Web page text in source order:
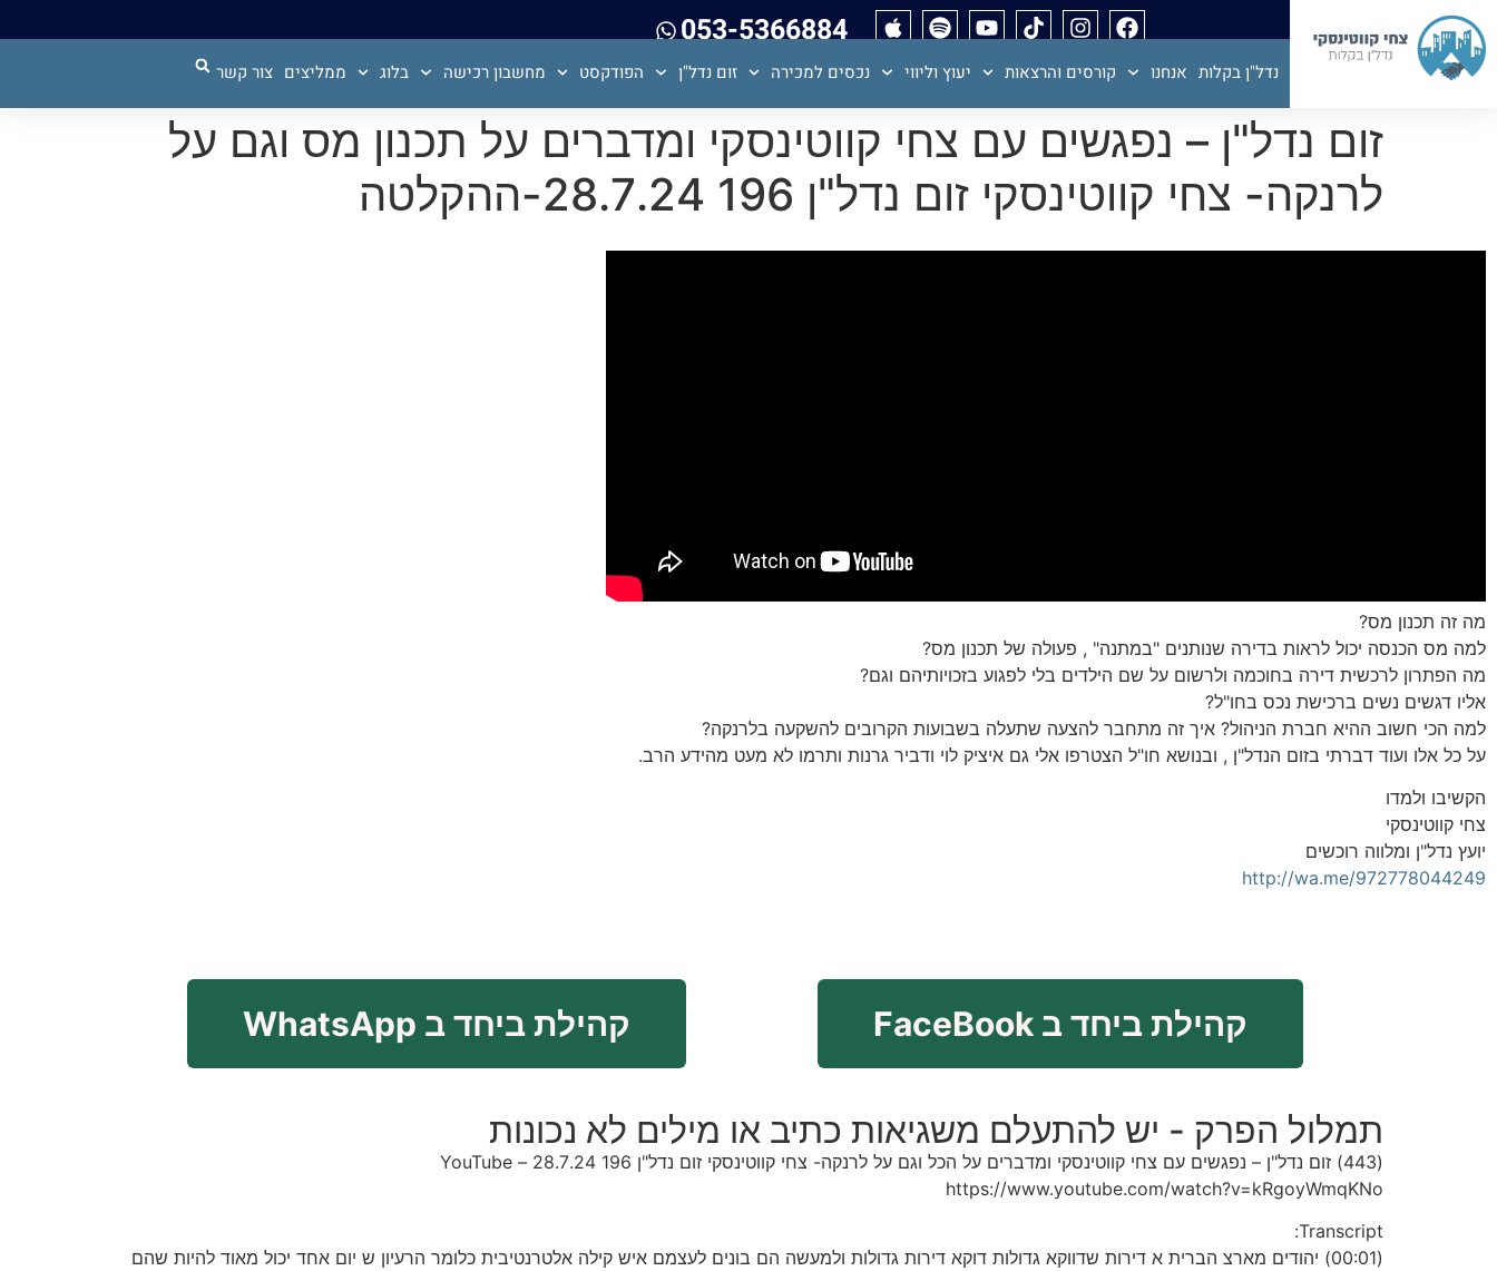
053-5366884
נדל"ן בקלות אנחנו קורסים והרצאות יעוץ וליווי נכסים למכירה זום נדל"ן הפודקסט מחשבון רכישה בלוג ממליצים צור קשר
זום נדל"ן – נפגשים עם צחי קווטינסקי ומדברים על תכנון מס וגם על
לרנקה- צחי קווטינסקי זום נדל"ן 196 28.7.24-ההקלטה
מה זה תכנון מס?
למה מס הכנסה יכול לראות בדירה שנותנים "במתנה" , פעולה של תכנון מס?
מה הפתרון לרכשית דירה בחוכמה ולרשום על שם הילדים בלי לפגוע בזכויותיהם וגם?
אליו דגשים נשים ברכישת נכס בחו"ל?
למה הכי חשוב ההיא חברת הניהול? איך זה מתחבר להצעה שתעלה בשבועות הקרובים להשקעה בלרנקה?
על כל אלו ועוד דברתי בזום הנדל"ן , ובנושא חו"ל הצטרפו אלי גם איציק לוי ודביר גרנות ותרמו לא מעט מהידע הרב.
הקשיבו ולמדו
צחי קווטינסקי
יועץ נדל"ן ומלווה רוכשים
http://wa.me/972778044249
קהילת ביחד ב FaceBook קהילת ביחד ב WhatsApp
תמלול הפרק - יש להתעלם משגיאות כתיב או מילים לא נכונות
(443) זום נדל"ן – נפגשים עם צחי קווטינסקי ומדברים על הכל וגם על לרנקה- צחי קווטינסקי זום נדל"ן 196 28.7.24 – YouTube
https://www.youtube.com/watch?v=kRgoyWmqKNo
Transcript:
(00:01) יהודים מארצ הברית א דירות שדווקא גדולות דוקא דירות גדולות ולמעשה הם בונים לעצמם איש קילה אלטרנטיבית כלומר הרעיון ש יום אחד יכול מאוד להיות שהם